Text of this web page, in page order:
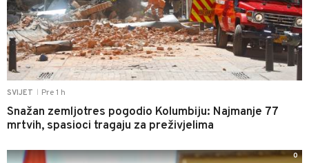
SVIJET Pre 1 h
Snažan zemljotres pogodio Kolumbiju: Najmanje 77
mrtvih, spasioci tragaju za preživjelima
0